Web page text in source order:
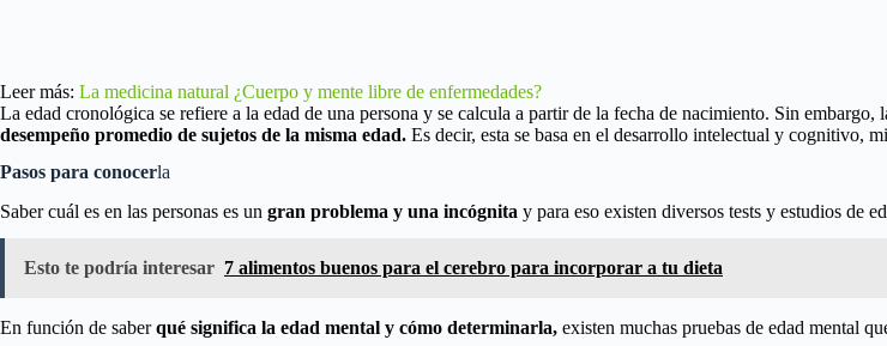
Leer más: La medicina natural ¿Cuerpo y mente libre de enfermedades?
La edad cronológica se refiere a la edad de una persona y se calcula a partir de la fecha de nacimiento. Sin
desempeño promedio de sujetos de la misma edad. Es decir, esta se basa en el desarrollo intelectual y cognitivo,
Pasos para conocerla
Saber cuál es en las personas es un gran problema y una incógnita y para eso existen diversos tests y estudios de
Esto te podría interesar 7 alimentos buenos para el cerebro para incorporar a tu dieta
En función de saberqué significa la edad mental y cómo determinarla, existen muchas pruebas de edad mental